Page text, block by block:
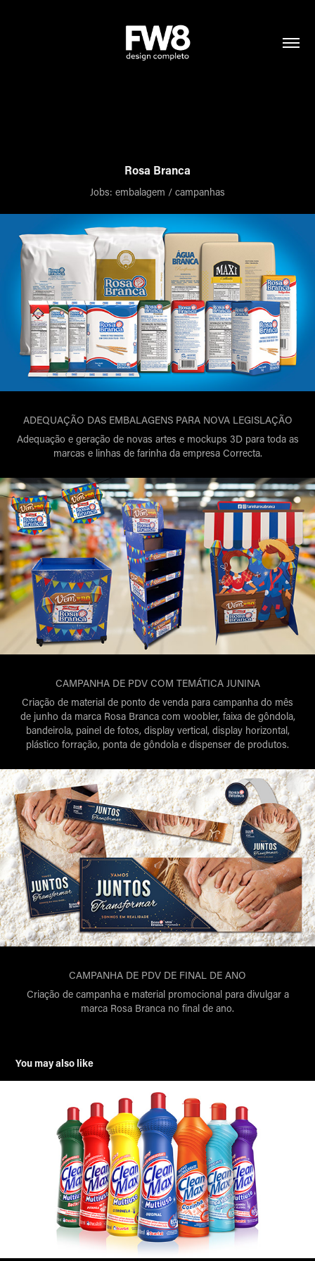
Rosa Branca
Jobs: embalagem / campanhas
ADEQUAÇÃO DAS EMBALAGENS PARA NOVA LEGISLAÇÃO
Adequação e geração de novas artes e mockups 3D para toda as
marcas e linhas de farinha da empresa Correcta.
CAMPANHA DE PDV COM TEMÁTICA JUNINA
Criação de material de ponto de venda para campanha do mês
de junho da marca Rosa Branca com woobler, faixa de gôndola,
bandeirola, painel de fotos, display vertical, display horizontal,
plástico forração, ponta de gôndola e dispenser de produtos.
CAMPANHA DE PDV DE FINAL DE ANO
Criação de campanha e material promocional para divulgar a
marca Rosa Branca no final de ano.
You may also like